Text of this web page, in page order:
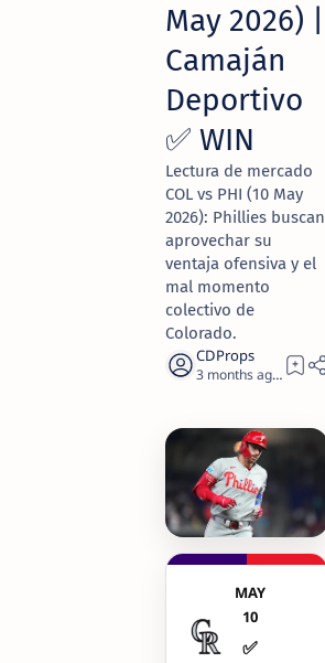
May 2026) |
Camaján
Deportivo
✅ WIN
Lectura de mercado
COL vs PHI (10 May
2026): Phillies buscan
aprovechar su
ventaja ofensiva y el
mal momento
colectivo de
Colorado.
3 months ago 2
MAY
10
✅